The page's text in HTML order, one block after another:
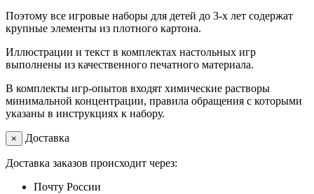
Поэтому все игровые наборы для детей до 3-х лет содержат
крупные элементы из плотного картона.
Иллюстрации и текст в комплектах настольных игр
выполнены из качественного печатного материала.
В комплекты игр-опытов входят химические растворы
минимальной концентрации, правила обращения с которыми
указаны в инструкциях к набору.
× Доставка
Доставка заказов происходит через:
Почту России